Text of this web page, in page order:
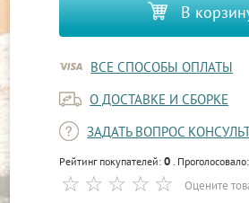
В
ВСЕ СПОСОБЫ ОПЛАТЫ
О ДОСТАВКЕ И СБОРКЕ
ЗАДАТЬ ВОПРОС
Рейтинг покупателей:0 .
Оцените